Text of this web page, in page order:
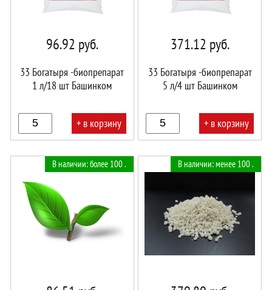
96.92 руб.
33 Богатыря -биопрепарат
1 л/18 шт Башинком
+ в корзину
371.12 руб.
33 Богатыря -биопрепарат
5 л/4 шт Башинком
+ в корзину
В наличии: более 100 . В наличии: менее 100 .